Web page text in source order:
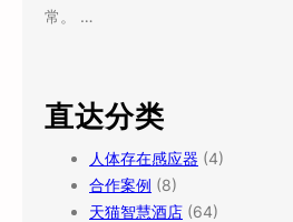
常。 …
直达分类
人体存在感应器 (4)
合作案例 (8)
天猫智慧酒店 (64)